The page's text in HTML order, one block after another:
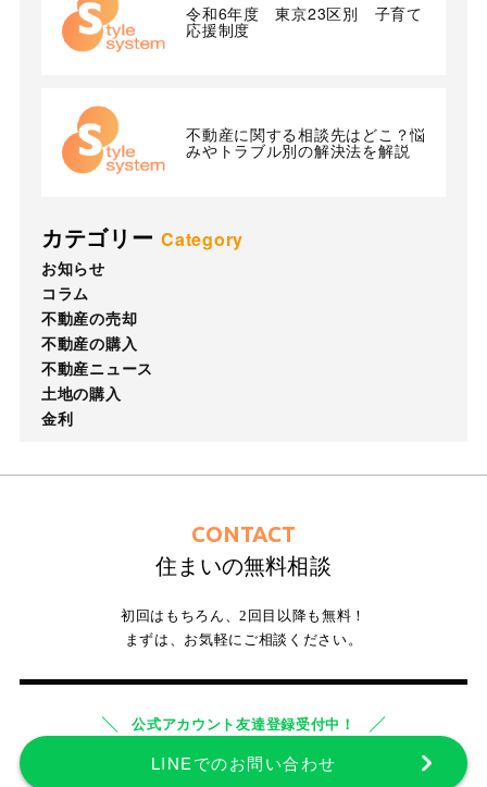
令和6年度 東京23区別 子育て
応援制度
不動産に関する相談先はどこ？悩
みやトラブル別の解決法を解説
カテゴリーCategory
お知らせ
コラム
不動産の売却
不動産の購入
不動産ニュース
土地の購入
金利
CONTACT
住まいの無料相談
初回はもちろん、2回目以降も無料！
まずは、お気軽にご相談ください。
公式アカウント友達登録受付中！
LINEでのお問い合わせ